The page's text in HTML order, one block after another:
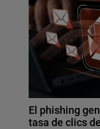
El phishing
tasa de clics